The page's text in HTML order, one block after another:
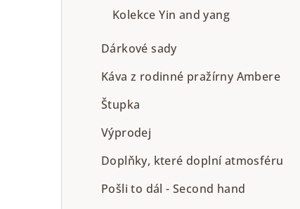
Kolekce Yin and yang
Dárkové sady
Káva z rodinné pražírny Ambere
Štupka
Výprodej
Doplňky, které doplní atmosféru
Pošli to dál - Second hand